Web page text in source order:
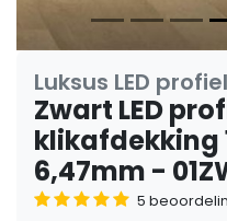
Luksus LED
Zwart LED
klikafdekking
6,47mm -
5